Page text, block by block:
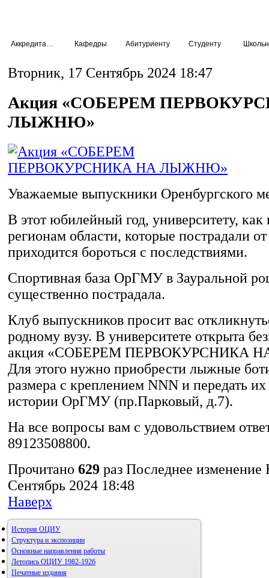
Кафедры Абитуриенту Студенту
Вторник, 17 Сентябрь 2024 18:47
Акция «СОБЕРЕМ
ЛЫЖНЮ»
Уважаемые выпускники Оренбургского
В этот юбилейный год, университету, как
регионам области, которые пострадали
приходится бороться с последствиями.
Спортивная база ОрГМУ в Зауральной
существенно пострадала.
Клуб выпускников просит вас
родному вузу. В университете открыта
акция «СОБЕРЕМ ПЕРВОКУРСНИКА
Для этого нужно приобрести лыжные
размера с креплением NNN и передать
истории ОрГМУ (пр.Парковый, д.7).
На все вопросы вам с удовольствием
89123508800.
Прочитано 629 раз Последнее изменение
Сентябрь 2024 18:48
Наверх
История ОЦИУ
Структура и экспозиции
Основные направления работы
Летопись ОЦИУ 1982-1926
Печатные издания